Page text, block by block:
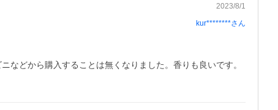
2023/8/1
kur********さん
どから購入することは無くなりました。香りも良いです。